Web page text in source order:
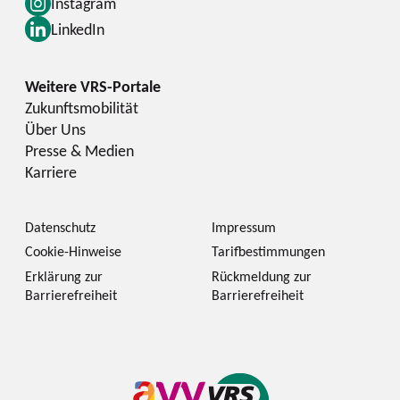
LinkedIn
Zukunftsmobilität
Über Uns
Presse & Medien
Karriere
Datenschutz
Impressum
Cookie-Hinweise
Tarifbestimmungen
Erklärung zur
Barrierefreiheit
Rückmeldung zur
Barrierefreiheit